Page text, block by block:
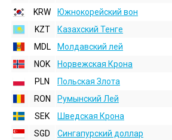
KRW
Южнокорейский вон
KZT
Казахский Тенге
MDL
Молдавский лей
NOK
Норвежская Крона
PLN
Польская Злота
RON
Румынский Лей
SEK
Шведская Крона
SGD
Сингапурский доллар